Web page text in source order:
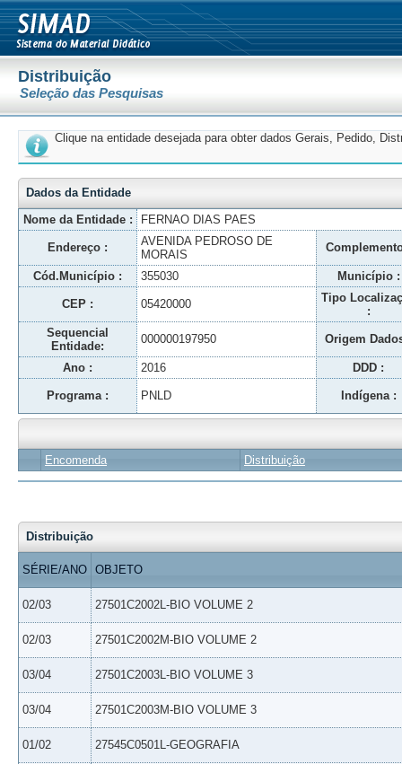
Distribuição
Seleção das Pesquisas
Clique na entidade desejada para obter dados Gerais, Pedido,
Dados da Entidade
Nome da Entidade :
FERNAO DIAS PAES
Endereço :
AVENIDA PEDROSO DE
MORAIS
Cód.Município : 355030 Município :
CEP : 05420000
Tipo
:
Sequencial
Entidade:
000000197950 Origem
Ano : 2016 DDD :
Programa : PNLD Indígena :
Encomenda Distribuição
Distribuição
SÉRIE/ANO OBJETO
02/03 27501C2002L-BIO VOLUME 2
02/03 27501C2002M-BIO VOLUME 2
03/04 27501C2003L-BIO VOLUME 3
03/04 27501C2003M-BIO VOLUME 3
01/02 27545C0501L-GEOGRAFIA